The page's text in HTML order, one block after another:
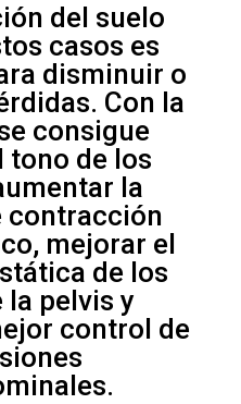
del suelo
casos es
disminuir o
Con la
consigue
tono de los
la
contracción
, mejorar el
de los
la pelvis y
control de